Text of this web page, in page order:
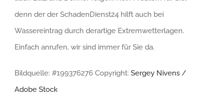
denn der der SchadenDienst24 hilft auch bei
Wassereintrag durch derartige Extremwetterlagen.
Einfach anrufen, wir sind immer für Sie da.
Bildquelle: #199376276 Copyright: Sergey Nivens /
Adobe Stock